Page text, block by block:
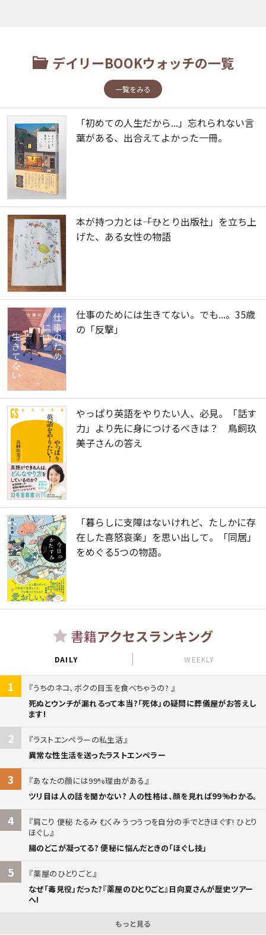
デイリーBOOKウォッチの一覧
一覧をみる
「初めての人生だから...」忘れられない言
葉がある、出合えてよかった一冊。
本が持つ力とは――「ひとり出版社」を立ち上
げた、ある女性の物語
仕事のためには生きてない。でも...。35歳
の「反撃」
やっぱり英語をやりたい人、必見。「話す
力」より先に身につけるべきは？ 鳥飼玖
美子さんの答え
「暮らしに支障はないけれど、たしかに存
在した喜怒哀楽」を思い出して。「同居」
をめぐる5つの物語。
書籍アクセスランキング
DAILY WEEKLY
1
うちのネコ、ボクの目玉を食べちゃうの?
死ぬとウンチが漏れるって本当?「死体」の疑問に葬儀屋がお答えし
ます!
2
ラストエンペラーの私生活
異常な性生活を送ったラストエンペラー
3
あなたの顔には99%理由がある
ツリ目は人の話を聞かない? 人の性格は、顔を見れば99%わかる。
4
肩こり 便秘 たるみ むくみ うつうつを自分の手でときほぐす! ひとり
ほぐし
腸のどこが凝ってる? 便秘に悩んだときの「ほぐし技」
5
薬屋のひとりごと
なぜ「毒見役」だった?『薬屋のひとりごと』日向夏さんが歴史ツアー
へ!
もっと見る